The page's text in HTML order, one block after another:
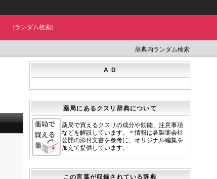
[ランダム検索]
辞典内ランダム検索
A D
薬局にあるクスリ辞典について
薬局で買えるクスリの成分や効能、注意事項
などを解説しています。＊情報は各製薬会社
公開の添付文書を参考に、オリジナル編集を
加えて提供しています。
この言葉が収録されている辞典